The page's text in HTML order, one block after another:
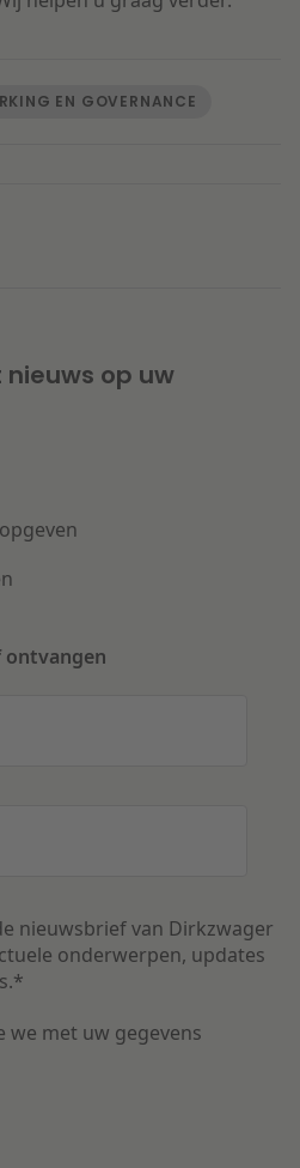
EN GOVERNANCE
op uw
ontvangen
nieuwsbrief van Dirkzwager
onderwerpen, updates
*
we met uw gegevens